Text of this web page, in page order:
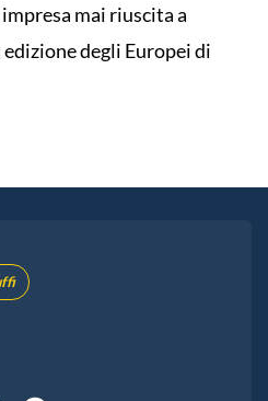
mai riuscita a
degli Europei di